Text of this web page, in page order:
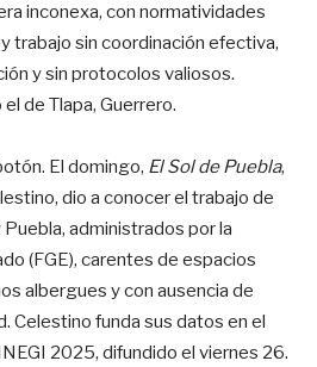
inconexa, con normatividades
trabajo sin coordinación efectiva,
y sin protocolos valiosos.
de Tlapa, Guerrero.
El domingo, El Sol de Puebla,
dio a conocer el trabajo de
administrados por la
(FGE), carentes de espacios
albergues y con ausencia de
Celestino funda sus datos en el
2025, difundido el viernes 26.